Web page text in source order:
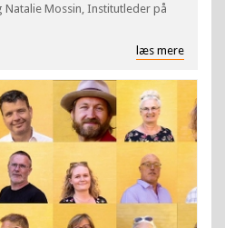
Mossin, Institutleder på
læs mere